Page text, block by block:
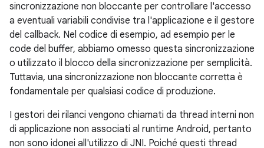
sincronizzazione non bloccante per controllare l'accesso
a eventuali variabili condivise tra l'applicazione e il gestore
del callback. Nel codice di esempio, ad esempio per le
code del buffer, abbiamo omesso questa sincronizzazione
o utilizzato il blocco della sincronizzazione per semplicità.
Tuttavia, una sincronizzazione non bloccante corretta è
fondamentale per qualsiasi codice di produzione.
I gestori dei rilanci vengono chiamati da thread interni non
di applicazione non associati al runtime Android, pertanto
non sono idonei all'utilizzo di JNI. Poiché questi thread